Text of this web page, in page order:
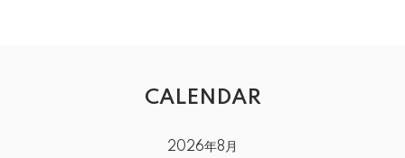
CALENDAR
2026年8月